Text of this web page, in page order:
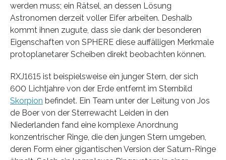
werden muss; ein Rätsel, an dessen Lösung
Astronomen derzeit voller Eifer arbeiten. Deshalb
kommt ihnen zugute, dass sie dank der besonderen
Eigenschaften von SPHERE diese auffälligen Merkmale
protoplanetarer Scheiben direkt beobachten können.
RXJ1615 ist beispielsweise ein junger Stern, der sich
600 Lichtjahre von der Erde entfernt im Sternbild
Skorpion befindet. Ein Team unter der Leitung von Jos
de Boer von der Sterrewacht Leiden in den
Niederlanden fand eine komplexe Anordnung
konzentrischer Ringe, die den jungen Stern umgeben,
deren Form einer gigantischen Version der Saturn-Ringe